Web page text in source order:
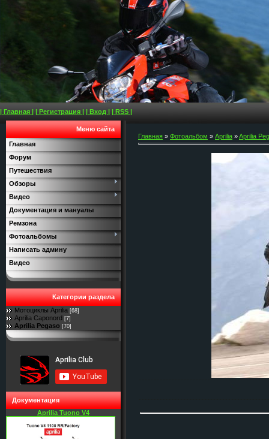
| Главная | | Регистрация | | Вход | | RSS |
Меню сайта
Главная
Форум
Путешествия
Обзоры
Видео
Документация и мануалы
Ремзона
Фотоальбомы
Написать админу
Видео
Категории раздела
Мотоциклы Aprilia [68]
Aprilia Caponord [7]
Aprilia Pegaso [70]
Документация
Aprilia Tuono V4
Главная » Фотоальбом » Aprilia »Aprilia